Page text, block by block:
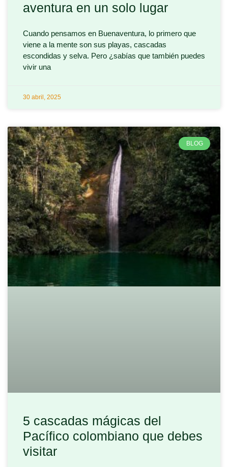
aventura en un solo lugar
Cuando pensamos en Buenaventura, lo primero que
viene a la mente son sus playas, cascadas
escondidas y selva. Pero ¿sabías que también puedes
vivir una
30 abril, 2025
BLOG
5 cascadas mágicas del
Pacífico colombiano que debes
visitar